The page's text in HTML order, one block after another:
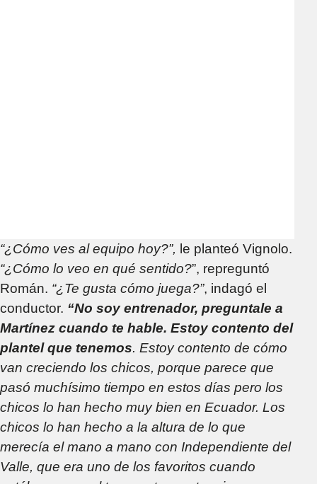
“¿Cómo ves al equipo hoy?”, le planteó Vignolo.
“¿Cómo lo veo en qué sentido?”, repreguntó
Román. “¿Te gusta cómo juega?”, indagó el
conductor. “No soy entrenador, preguntale a
Martínez cuando te hable. Estoy contento del
plantel que tenemos. Estoy contento de cómo
van creciendo los chicos, porque parece que
pasó muchísimo tiempo en estos días pero los
chicos lo han hecho muy bien en Ecuador. Los
chicos lo han hecho a la altura de lo que
merecía el mano a mano con Independiente del
Valle, que era uno de los favoritos cuando